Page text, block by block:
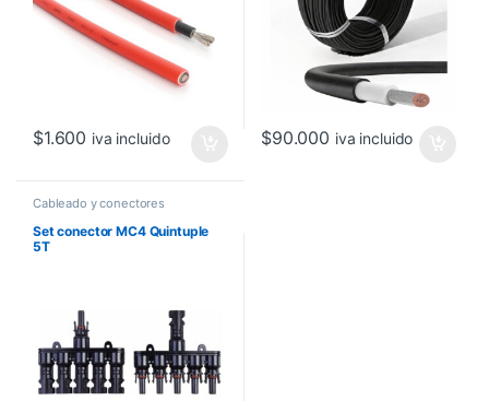
$1.600 iva incluido $90.000 iva incluido
Cableado y conectores
Set conector MC4 Quintuple
5T